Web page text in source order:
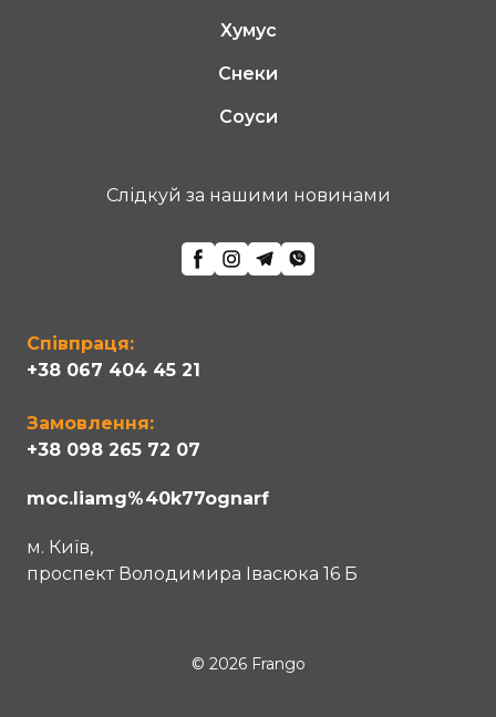
Хумус
Снеки
Соуси
Cлідкуй за нашими новинами
Співпраця:
+38 067 404 45 21
Замовлення:
+38 098 265 72 07
moc.liamg%40k77ognarf
м. Київ,
проспект Володимира Івасюка 16 Б
© 2026 Frango